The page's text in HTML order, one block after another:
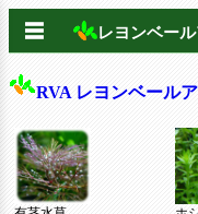
☰ レヨンベー
RVA レヨンベール